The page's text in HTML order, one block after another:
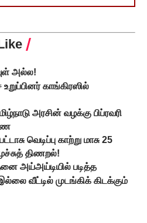
அல்ல!
காங்கிரஸில்
அரசின் வழக்கு பிப்ரவரி
வெடிப்பு காற்று மாசு 25
திணறல்!
அய்அய்டியில் படித்த
வீட்டில் முடங்கிக் கிடக்கும்